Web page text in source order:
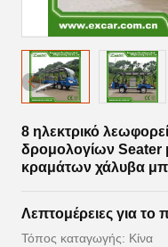
8 ηλεκτρικό
δρομολογίων Seater
κραμάτων χάλυβα
Λεπτομέρειες για το
Τόπος καταγωγής: Κίνα